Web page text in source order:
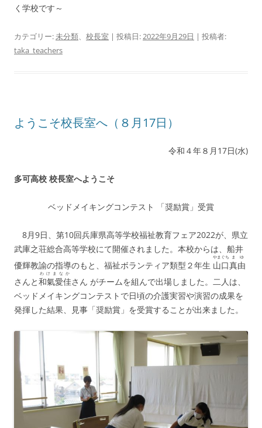
く学校です～
カテゴリー:未分類、 校長室 | 投稿日:2022年9月29日 | 投稿者:
taka_teachers
ようこそ校長室へ（８月17日）
令和４年８月17日(水)
多可高校 校長室へようこそ
ベッドメイキングコンテスト 「奨励賞」受賞
8月9日、第10回兵庫県高等学校福祉教育フェア2022が、県立
武庫之荘総合高等学校にて開催されました。本校からは、船井
優輝教諭の指導のもと、福祉ボランティア類型２年生 山口
やまぐち
真由
まゆ
さんと和氣愛佳
わけまなか
さん がチームを組んで出場しました。二人は、
ベッドメイキングコンテストで日頃の介護実習や演習の成果を
発揮した結果、見事「奨励賞」を受賞することが出来ました。